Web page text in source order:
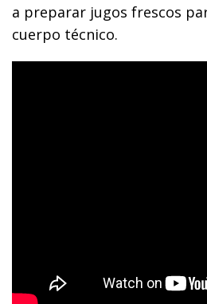
a preparar jugos frescos
cuerpo técnico.